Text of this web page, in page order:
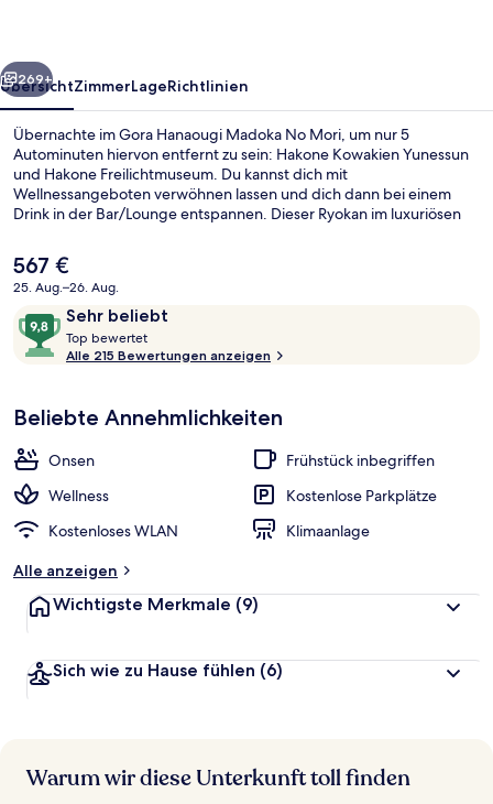
Weiter
269+
ÜbersichtZimmerLageRichtlinien
Übernachte im Gora Hanaougi Madoka No Mori, um nur 5
Autominuten hiervon entfernt zu sein: Hakone Kowakien Yunessun
und Hakone Freilichtmuseum. Du kannst dich mit
Wellnessangeboten verwöhnen lassen und dich dann bei einem
Drink in der Bar/Lounge entspannen. Dieser Ryokan im luxuriösen
und Hakone-Schrein. Andere Reisende haben viel Gutes über das
hilfsbereite Personal zu berichten.
Der
aktuelle
beträgt
567 €.
567 €
25. Aug.–26. Aug.
Bewertungen
Sehr beliebt
9,8
von
10,
beliebt
Top bewertet
o
b
e
Alle 215 Bewertungen anzeigen
Beliebte Annehmlichkeiten
Onsen
Frühstück inbegriffen
Wellness
Kostenlose Parkplätze
Kostenloses WLAN
Klimaanlage
Alle anzeigen
Wichtigste Merkmale (9)
Sich wie zu Hause fühlen (6)
Warum wir diese Unterkunft toll finden